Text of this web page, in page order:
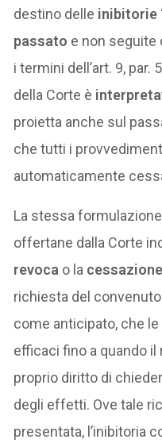
destino delle inibitorie
passato e non seguite
i termini dell’art. 9, par.
della Corte è
proietta anche sul
che tutti i
automaticamente
La stessa formulazione
offertane dalla Corte
revoca o la
richiesta del
come anticipato, che
efficaci fino a quando
proprio diritto di
degli effetti. Ove tale
presentata, l’inibitoria